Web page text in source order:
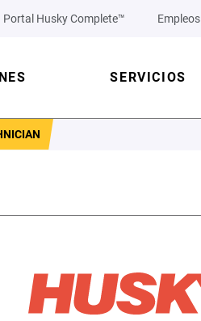
Portal Husky Complete™ Empleos
SERVICIOS